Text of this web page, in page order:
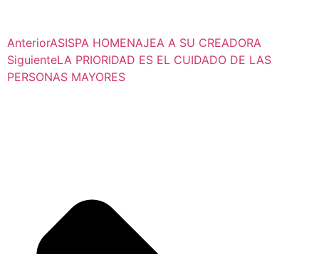
AnteriorASISPA HOMENAJEA A SU CREADORA
SiguienteLA PRIORIDAD ES EL CUIDADO DE LAS
PERSONAS MAYORES